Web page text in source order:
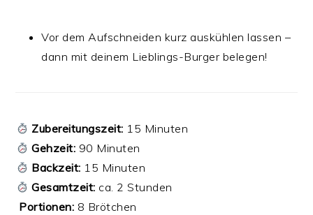
Vor dem Aufschneiden kurz auskühlen lassen –
dann mit deinem Lieblings-Burger belegen!
Zubereitungszeit: 15 Minuten
Gehzeit: 90 Minuten
Backzeit: 15 Minuten
Gesamtzeit: ca. 2 Stunden
Portionen: 8 Brötchen